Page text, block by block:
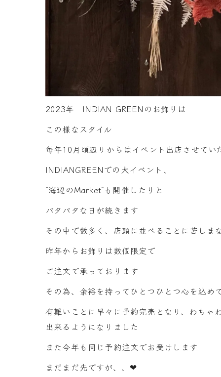
2023年 INDIAN GREENのお飾りは
この様なスタイル
毎年10月頃辺りからはイベント出店させてい
INDIANGREENでの大イベント、
“海辺のMarket”も開催したりと
バタバタな日が続きます
その中で数多く、店頭に並べることに苦しま
昨年からお飾りは数個限定で
ご注文で承っております
その為、余裕を持ってひとつひとつ心を込め
有難いことに早々に予約完売となり、わちゃ
出来るようになりました
また今年も同じ予約注文でお受けします
まだまだ先ですが、、❤︎